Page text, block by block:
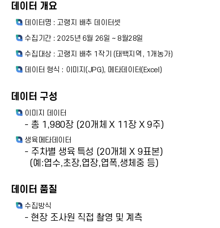
데이터 개요
데이터명 : 고랭지 배추 데이터셋
수집기간 : 2025년 6월 26일 ~ 8월28일
수집대상 : 고랭지 배추 1작기 (태백지역, 1개농가)
데이터 형식 : 이미지(JPG), 메타데이터(Excel)
데이터 구성
이미지 데이터
- 총 1,980장 (20개체 X 11장 X 9주)
생육메타데이터
- 주차별 생육 특성 (20개체 X 9표본)
(예:엽수,초장,엽장,엽폭,생체중 등)
데이터 품질
수집방식
- 현장 조사원 직접 촬영 및 계측